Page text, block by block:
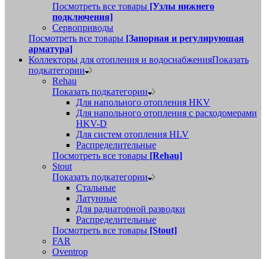
Посмотреть все товары [Узлы нижнего
подключения]
Сервоприводы
Посмотреть все товары [Запорная и регулирующая
арматура]
Коллекторы для отопления и водоснабженияПоказать
подкатегории
Rehau
Показать подкатегории
Для напольного отопления HKV
Для напольного отопления с расходомерами
HKV-D
Для систем отопления HLV
Распределительные
Посмотреть все товары [Rehau]
Stout
Показать подкатегории
Стальные
Латунные
Для радиаторной разводки
Распределительные
Посмотреть все товары [Stout]
FAR
Oventrop